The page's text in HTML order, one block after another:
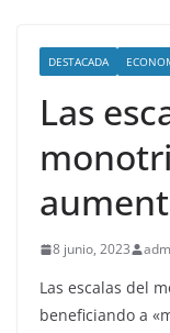
DESTACADA
Las
8 junio, 2023
Las escalas del
beneficiando a